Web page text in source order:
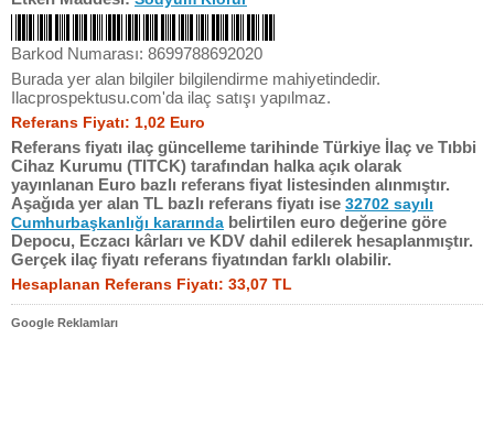
Barkod Numarası: 8699788692020
Burada yer alan bilgiler bilgilendirme mahiyetindedir.
Ilacprospektusu.com'da ilaç satışı yapılmaz.
Referans Fiyatı: 1,02 Euro
Referans fiyatı ilaç güncelleme tarihinde Türkiye İlaç ve Tıbbi
Cihaz Kurumu (TITCK) tarafından halka açık olarak
yayınlanan Euro bazlı referans fiyat listesinden alınmıştır.
Aşağıda yer alan TL bazlı referans fiyatı ise 32702 sayılı
Cumhurbaşkanlığı kararında belirtilen euro değerine göre
Depocu, Eczacı kârları ve KDV dahil edilerek hesaplanmıştır.
Gerçek ilaç fiyatı referans fiyatından farklı olabilir.
Hesaplanan Referans Fiyatı: 33,07 TL
Google Reklamları